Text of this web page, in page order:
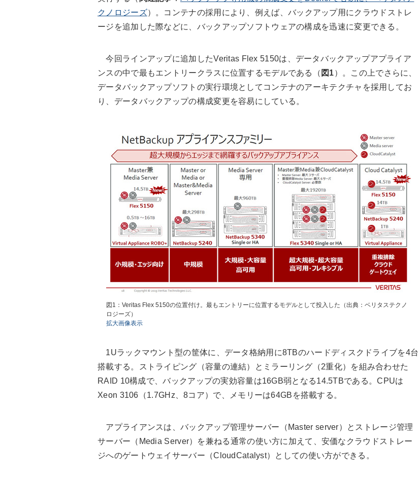
クノロジーズ）。コンテナの採用により、例えば、バックアップ用にクラウドストレ
ージを追加した際などに、バックアップソフトウェアの構成を迅速に変更できる。
今回ラインアップに追加したVeritas Flex 5150は、データバックアップアプライア
ンスの中で最もエントリークラスに位置するモデルである（ 図1）。この上でさらに、
データバックアップソフトの実行環境としてコンテナのアーキテクチャを採用してお
り、データバックアップの構成変更を容易にしている。
図1：Veritas Flex 5150の位置付け。最もエントリーに位置するモデルとして投入した（出典：ベリタステクノ
ロジーズ）
拡大画像表示
1Uラックマウント型の筐体に、データ格納用に8TBのハードディスクドライブを4台
搭載する。ストライピング（容量の連結）とミラーリング（2重化）を組み合わせた
RAID 10構成で、バックアップの実効容量は16GB弱となる14.5TBである。CPUは
Xeon 3106（1.7GHz、8コア）で、メモリーは64GBを搭載する。
アプライアンスは、バックアップ管理サーバー（Master server）とストレージ管理
サーバー（Media Server）を兼ねる通常の使い方に加えて、安価なクラウドストレー
ジへのゲートウェイサーバー（CloudCatalyst）としての使い方ができる。